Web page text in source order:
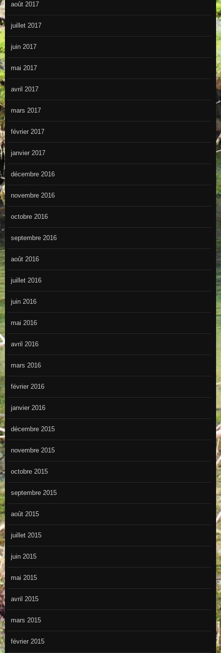
août 2017
juillet 2017
juin 2017
mai 2017
avril 2017
mars 2017
février 2017
janvier 2017
décembre 2016
novembre 2016
octobre 2016
septembre 2016
août 2016
juillet 2016
juin 2016
mai 2016
avril 2016
mars 2016
février 2016
janvier 2016
décembre 2015
novembre 2015
octobre 2015
septembre 2015
août 2015
juillet 2015
juin 2015
mai 2015
avril 2015
mars 2015
février 2015